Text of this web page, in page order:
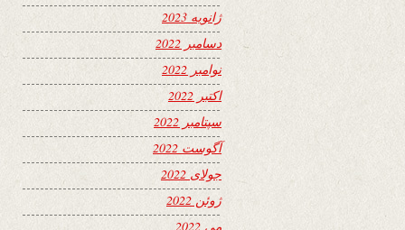
ژانویه 2023
دسامبر 2022
نوامبر 2022
اکتبر 2022
سپتامبر 2022
آگوست 2022
جولای 2022
ژوئن 2022
می 2022